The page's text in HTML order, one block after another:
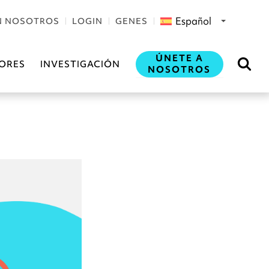
NOSOTROS LOGIN GENES Español
INVESTIGACIÓN
ÚNETE A
NOSOTROS